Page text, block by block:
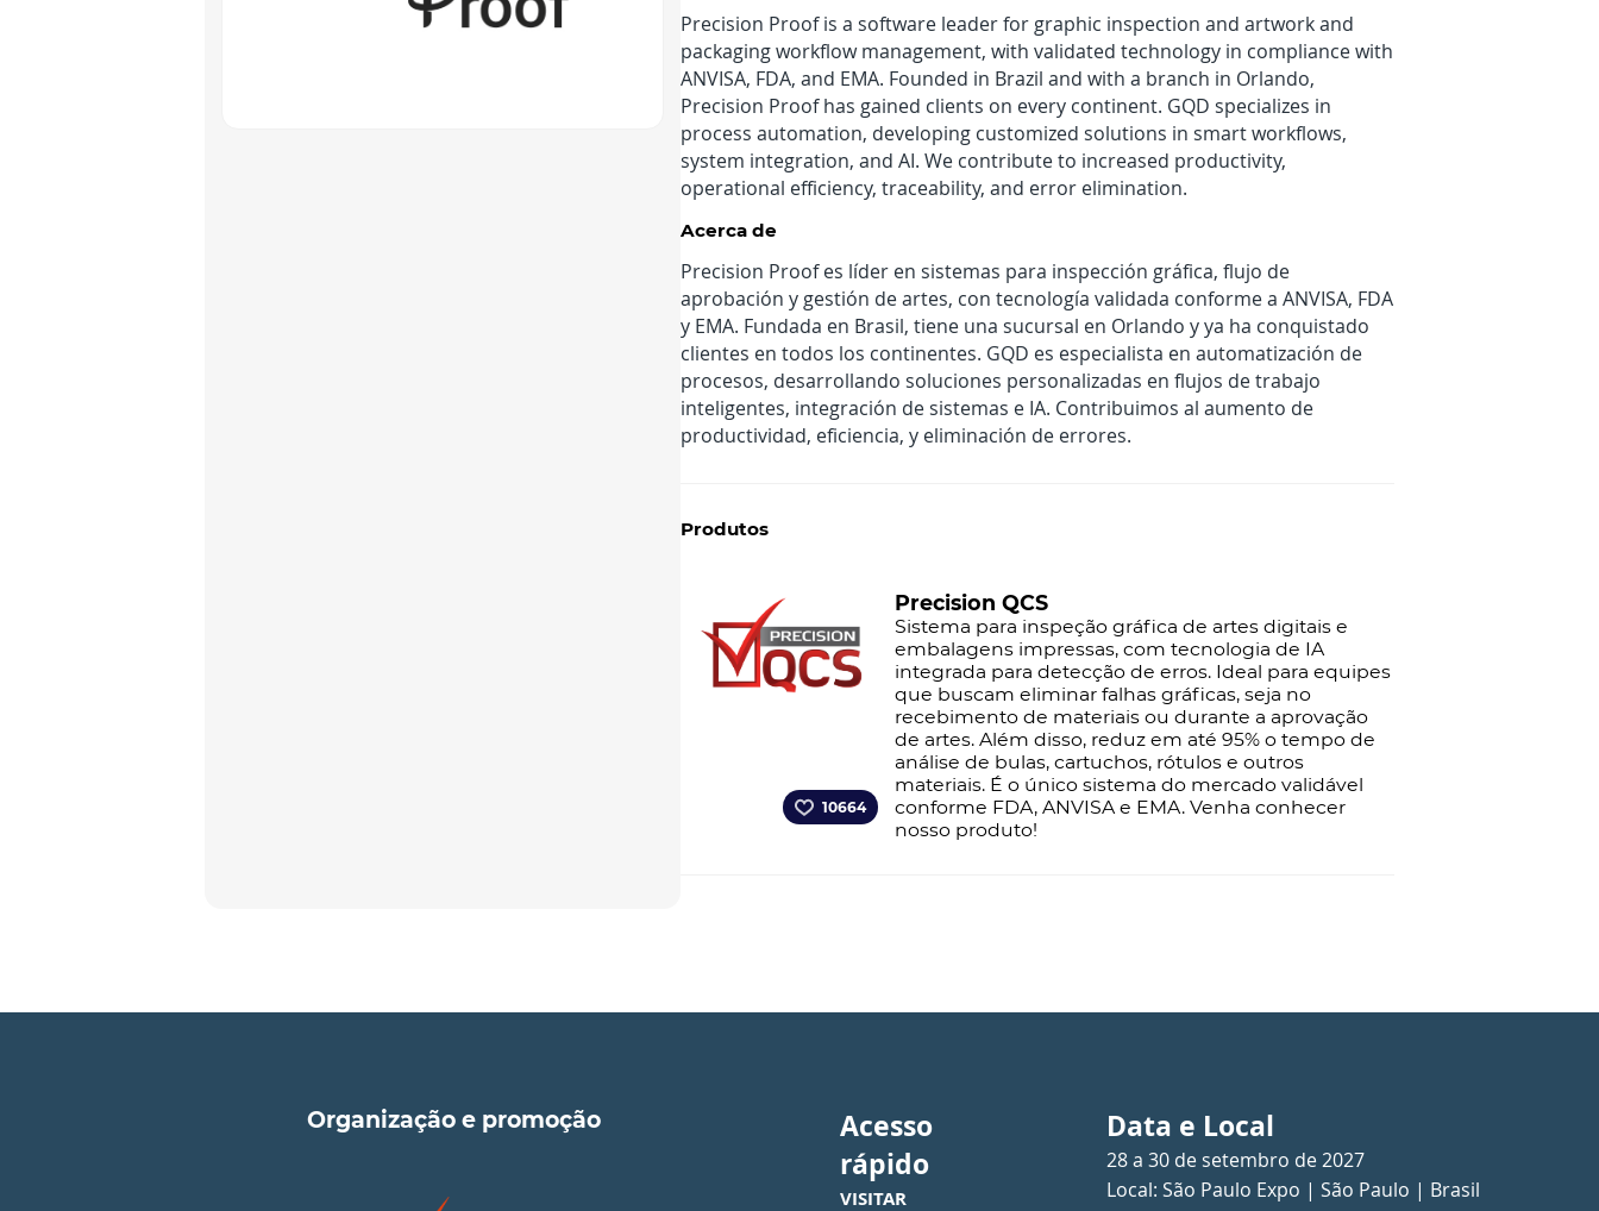
Precision Proof is a software leader for graphic inspection and artwork and
packaging workflow management, with validated technology in compliance with
ANVISA, FDA, and EMA. Founded in Brazil and with a branch in Orlando,
Precision Proof has gained clients on every continent. GQD specializes in
process automation, developing customized solutions in smart workflows,
system integration, and AI. We contribute to increased productivity,
operational efficiency, traceability, and error elimination.
Acerca de
Precision Proof es líder en sistemas para inspección gráfica, flujo de
aprobación y gestión de artes, con tecnología validada conforme a ANVISA, FDA
y EMA. Fundada en Brasil, tiene una sucursal en Orlando y ya ha conquistado
clientes en todos los continentes. GQD es especialista en automatización de
procesos, desarrollando soluciones personalizadas en flujos de trabajo
inteligentes, integración de sistemas e IA. Contribuimos al aumento de
productividad, eficiencia, y eliminación de errores.
Produtos
10664
Precision QCS
Sistema para inspeção gráfica de artes digitais e
embalagens impressas, com tecnologia de IA
integrada para detecção de erros. Ideal para equipes
que buscam eliminar falhas gráficas, seja no
recebimento de materiais ou durante a aprovação
de artes. Além disso, reduz em até 95% o tempo de
análise de bulas, cartuchos, rótulos e outros
materiais. É o único sistema do mercado validável
conforme FDA, ANVISA e EMA. Venha conhecer
nosso produto!
Acesso
rápido
VISITAR
Organização e promoção Data e Local
28 a 30 de setembro de 2027
Local: São Paulo Expo | São Paulo | Brasil